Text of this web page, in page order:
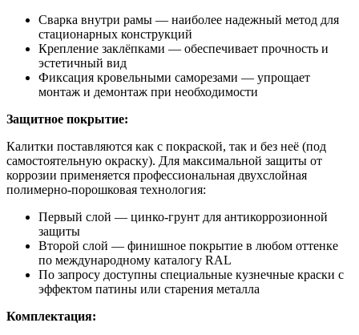
Сварка внутри рамы — наиболее надежный метод для
стационарных конструкций
Крепление заклёпками — обеспечивает прочность и
эстетичный вид
Фиксация кровельными саморезами — упрощает
монтаж и демонтаж при необходимости
Защитное покрытие:
Калитки поставляются как с покраской, так и без неё (под
самостоятельную окраску). Для максимальной защиты от
коррозии применяется профессиональная двухслойная
полимерно-порошковая технология:
Первый слой — цинко-грунт для антикоррозионной
защиты
Второй слой — финишное покрытие в любом оттенке
по международному каталогу RAL
По запросу доступны специальные кузнечные краски с
эффектом патины или старения металла
Комплектация: